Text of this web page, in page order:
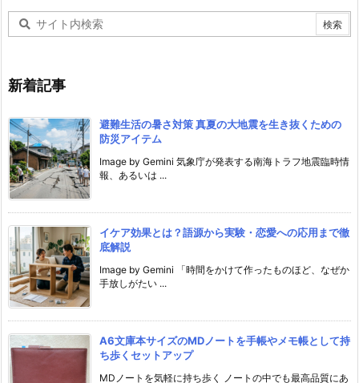
新着記事
避難生活の暑さ対策 真夏の大地震を生き抜くための
防災アイテム
Image by Gemini 気象庁が発表する南海トラフ地震臨時情
報、あるいは ...
イケア効果とは？語源から実験・恋愛への応用まで徹
底解説
Image by Gemini 「時間をかけて作ったものほど、なぜか
手放しがたい ...
A6文庫本サイズのMDノートを手帳やメモ帳として持
ち歩くセットアップ
MDノートを気軽に持ち歩く ノートの中でも最高品質にあ